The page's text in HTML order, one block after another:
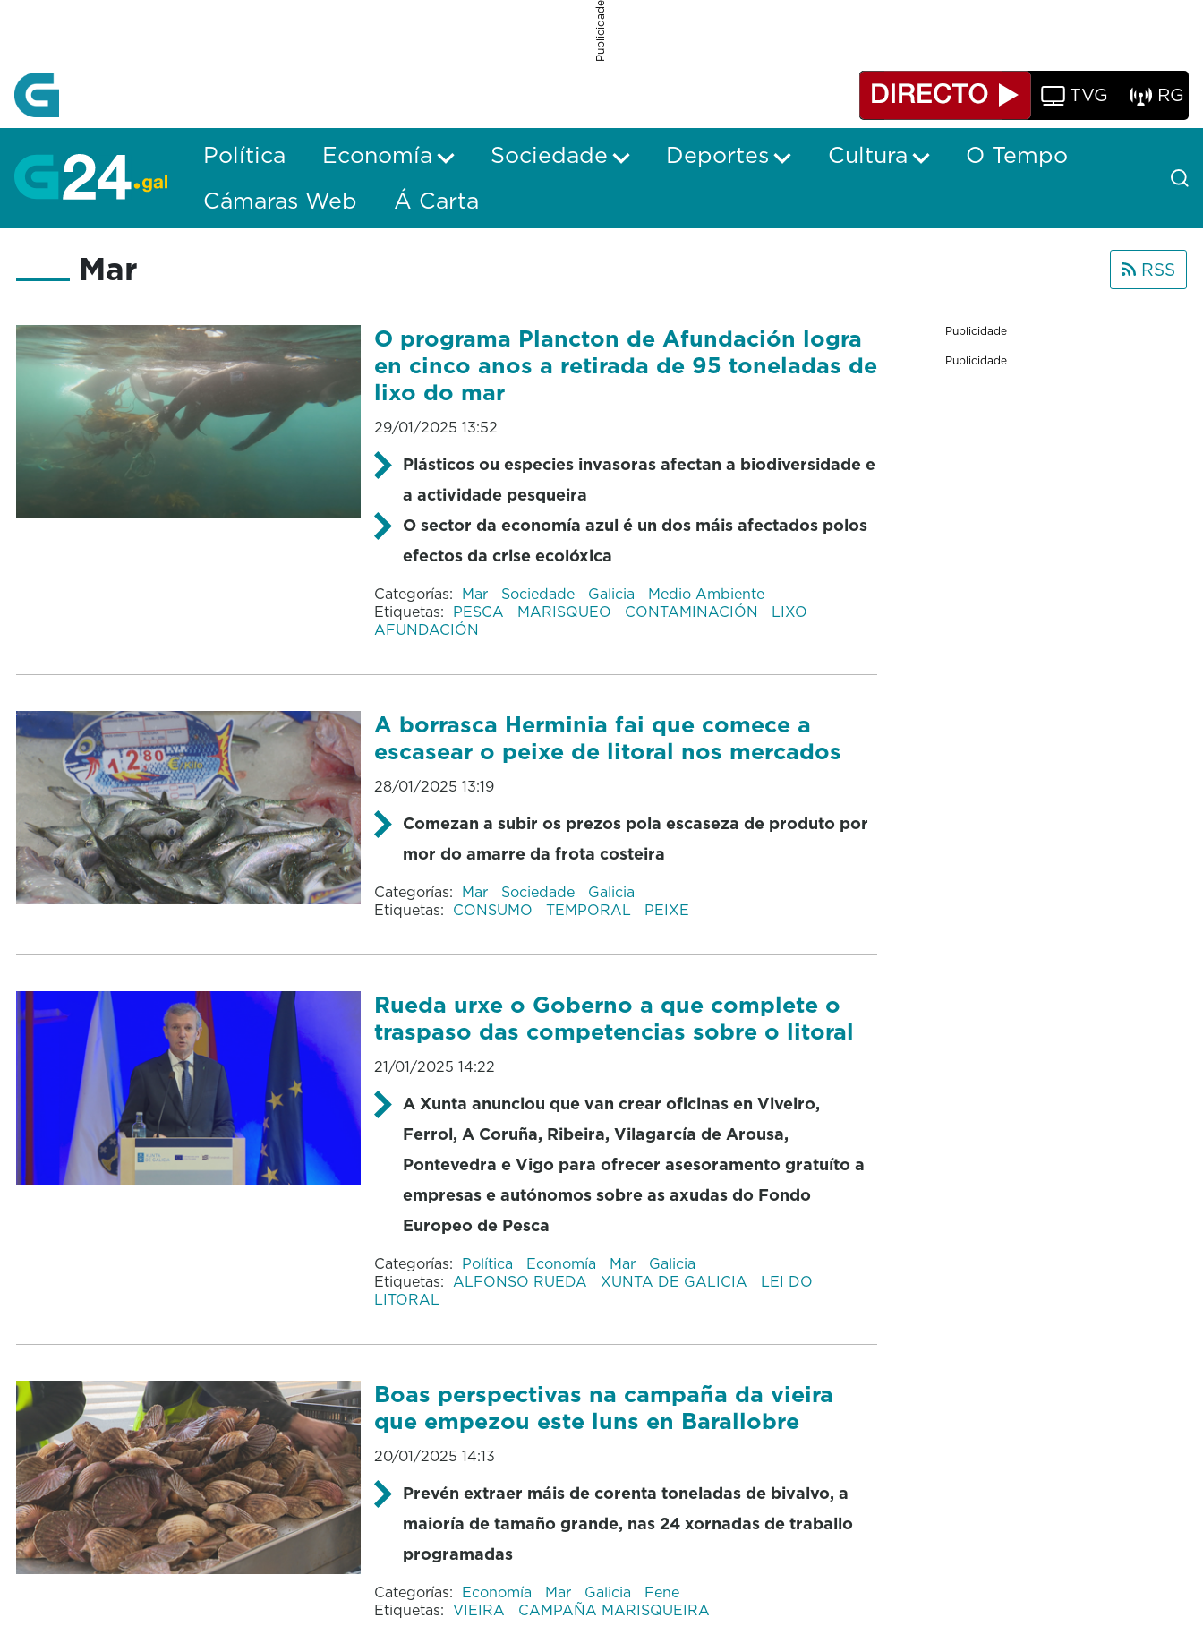
Publicidade
TVG RG
Política Economía Sociedade Deportes Cultura
O Tempo
Cámaras Web
Á Carta
Mar RSS
O programa Plancton de Afundación logra
en cinco anos a retirada de 95 toneladas de
lixo do mar
29/01/2025 13:52
Plásticos ou especies invasoras afectan a biodiversidade e
a actividade pesqueira
O sector da economía azul é un dos máis afectados polos
efectos da crise ecolóxica
Categorías: Mar Sociedade Galicia
Medio Ambiente
Etiquetas: PESCA MARISQUEO CONTAMINACIÓN
LIXO
AFUNDACIÓN
A borrasca Herminia fai que comece a
escasear o peixe de litoral nos mercados
28/01/2025 13:19
Comezan a subir os prezos pola escaseza de produto por
mor do amarre da frota costeira
Categorías: Mar Sociedade
Galicia
Etiquetas: CONSUMO TEMPORAL PEIXE
Rueda urxe o Goberno a que complete o
traspaso das competencias sobre o litoral
21/01/2025 14:22
A Xunta anunciou que van crear oficinas en Viveiro,
Ferrol, A Coruña, Ribeira, Vilagarcía de Arousa,
Pontevedra e Vigo para ofrecer asesoramento gratuíto a
empresas e autónomos sobre as axudas do Fondo
Europeo de Pesca
Categorías: Política Economía Mar
Galicia
Etiquetas: ALFONSO RUEDA XUNTA DE GALICIA
LEI DO
LITORAL
Boas perspectivas na campaña da vieira
que empezou este luns en Barallobre
20/01/2025 14:13
Prevén extraer máis de corenta toneladas de bivalvo, a
maioría de tamaño grande, nas 24 xornadas de traballo
programadas
Categorías: Economía Mar Galicia
Fene
Etiquetas: VIEIRA CAMPAÑA MARISQUEIRA
Publicidade
Publicidade